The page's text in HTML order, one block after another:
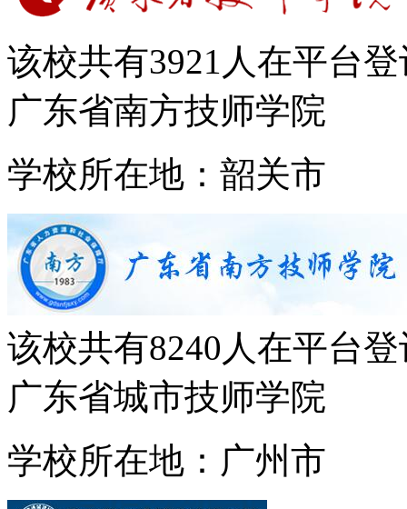
该校共有3921 人在平台
广东省南方技师学院
学校所在地：韶关市
该校共有8240 人在平台
广东省城市技师学院
学校所在地：广州市